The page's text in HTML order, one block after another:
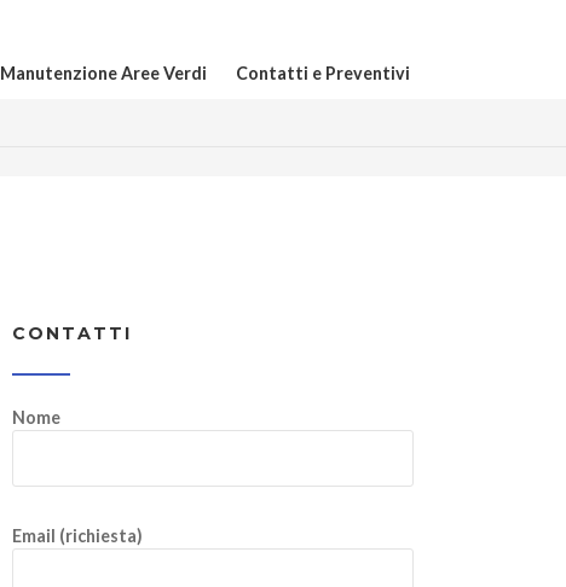
Manutenzione Aree Verdi Contatti e Preventivi
CONTATTI
Nome
Email (richiesta)